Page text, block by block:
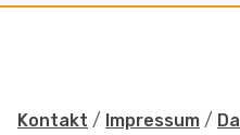
Kontakt / Impressum /